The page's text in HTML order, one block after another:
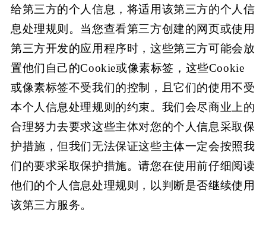
给第三方的个人信息，将适用该第三方的个人信
息处理规则。当您查看第三方创建的网页或使用
第三方开发的应用程序时，这些第三方可能会放
置他们自己的Cookie或像素标签，这些Cookie
或像素标签不受我们的控制，且它们的使用不受
本个人信息处理规则的约束。我们会尽商业上的
合理努力去要求这些主体对您的个人信息采取保
护措施，但我们无法保证这些主体一定会按照我
们的要求采取保护措施。请您在使用前仔细阅读
他们的个人信息处理规则，以判断是否继续使用
该第三方服务。